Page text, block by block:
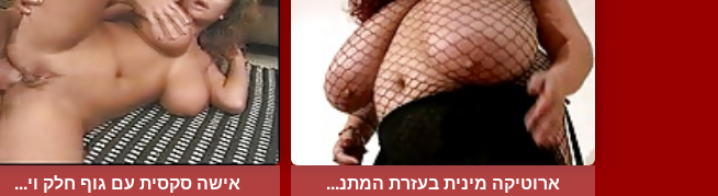
ארוטיקה מינית בעזרת המתנ... אישה סקסית עם גוף חלק וי...